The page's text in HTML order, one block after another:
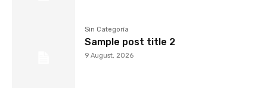
Sin Categoría
Sample post title 2
9 August, 2026